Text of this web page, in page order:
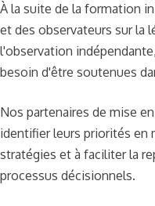
À la suite de la formation
et des observateurs sur la
l'observation
besoin d'être soutenues
Nos partenaires de mise
identifier leurs priorités en
stratégies et à faciliter la
processus décisionnels.